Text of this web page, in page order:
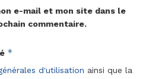
e-mail et mon site dans le
commentaire.
*
d'utilisation ainsi que la